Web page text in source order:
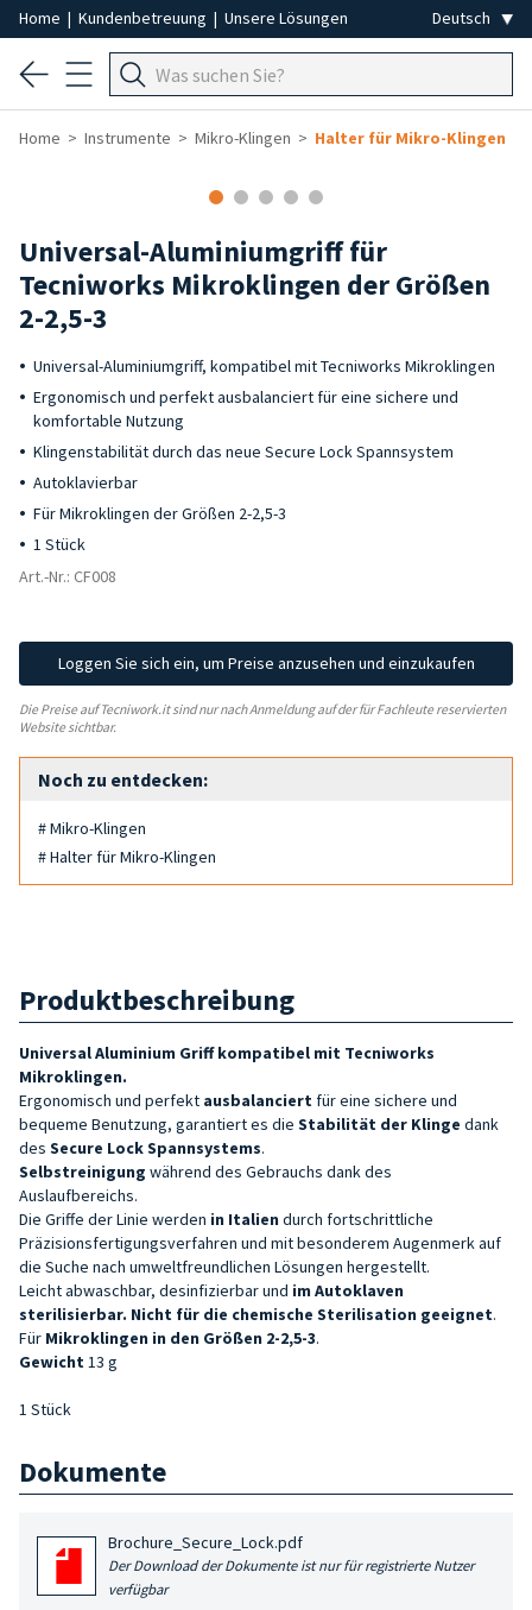
Home | Kundenbetreuung | Unsere Lösungen
Home Instrumente Mikro-Klingen Halter für Mikro-Klingen
Universal-Aluminiumgriff für
Tecniworks Mikroklingen der Größen
2-2,5-3
Universal-Aluminiumgriff, kompatibel mit Tecniworks Mikroklingen
Ergonomisch und perfekt ausbalanciert für eine sichere und
komfortable Nutzung
Klingenstabilität durch das neue Secure Lock Spannsystem
Autoklavierbar
Für Mikroklingen der Größen 2-2,5-3
1 Stück
Art.-Nr.: CF008
Loggen Sie sich ein, um Preise anzusehen und einzukaufen
Die Preise auf Tecniwork.it sind nur nach Anmeldung auf der für Fachleute reservierten
Website sichtbar.
Noch zu entdecken:
# Mikro-Klingen
# Halter für Mikro-Klingen
Produktbeschreibung
Universal Aluminium Griff kompatibel mit Tecniworks
Mikroklingen.
Ergonomisch und perfekt ausbalanciert für eine sichere und
bequeme Benutzung, garantiert es die Stabilität der Klinge dank
des Secure Lock Spannsystems.
Selbstreinigung während des Gebrauchs dank des
Auslaufbereichs.
Die Griffe der Linie werden in Italien durch fortschrittliche
Präzisionsfertigungsverfahren und mit besonderem Augenmerk auf
die Suche nach umweltfreundlichen Lösungen hergestellt.
Leicht abwaschbar, desinfizierbar und im Autoklaven
sterilisierbar. Nicht für die chemische Sterilisation geeignet.
Für Mikroklingen in den Größen 2-2,5-3.
Gewicht 13 g
1 Stück
Dokumente
Brochure_Secure_Lock.pdf
Der Download der Dokumente ist nur für registrierte Nutzer
verfügbar